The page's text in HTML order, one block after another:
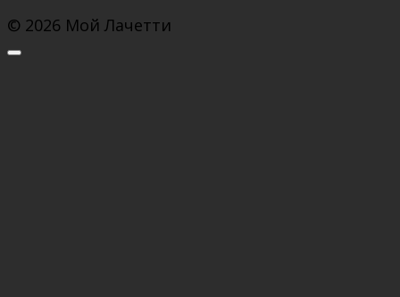
© 2026 Мой Лачетти